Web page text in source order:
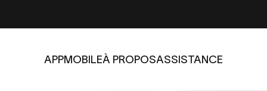
APPMOBILEÀ PROPOSASSISTANCE